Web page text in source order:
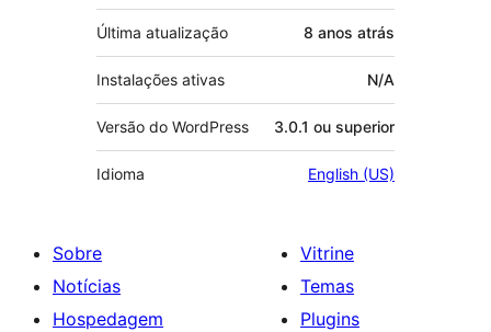
Última atualização 8 anos atrás
Instalações ativas N/A
Versão do WordPress 3.0.1 ou superior
Idioma English (US)
Sobre
Notícias
Hospedagem
Vitrine
Temas
Plugins